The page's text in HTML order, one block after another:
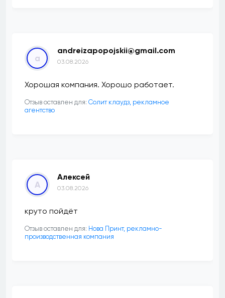
a
andreizapopojskii@gmail.com
03.08.2026
Хорошая компания. Хорошо работает.
Отзыв оставлен для: Солит клаудз, рекламное
агентство
А
Алексей
03.08.2026
круто пойдёт
Отзыв оставлен для: Нова Принт, рекламно-
производственная компания